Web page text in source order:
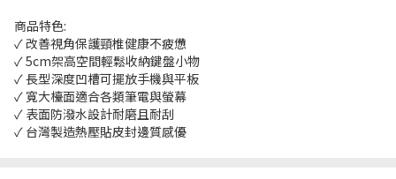
商品特色:
✓ 改善視角保護頸椎健康不疲憊
✓ 5cm架高空間輕鬆收納鍵盤小物
✓ 長型深度凹槽可擺放手機與平板
✓ 寬大檯面適合各類筆電與螢幕
✓ 表面防潑水設計耐磨且耐刮
✓ 台灣製造熱壓貼皮封邊質感優